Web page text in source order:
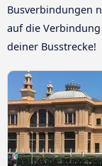
Busverbindungen
auf die
deiner Busstrecke!